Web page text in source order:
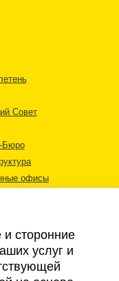
Совет
Бюро
офисы
сторонние
услуг и